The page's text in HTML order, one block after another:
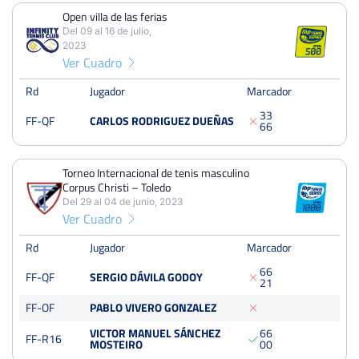
Dura
Open villa de las ferias
Del 09 al 16 de julio, 2023
Cuartos
Torneo Internacional de tenis masculino Corpus Christi –
Toledo
Del 29 al 04 de junio, 2023
Cuartos
125 Puntos
Quick
III Torneo de Tenis Ciudad de Torrejón Luis Díaz
Treintaidosavos
XXX Open Ciudad de Guadalajara Trofeo Virgen de la Antigua
Memorial Nacho Estrada
Open villa de las ferias
Del 09 al 16 de julio,
2023
Ver Cuadro
Rd Jugador
Marcador
FF-QF
CARLOS RODRIGUEZ DUEÑAS 3
6
3
6
Torneo Internacional de tenis masculino
Corpus Christi – Toledo
Del 29 al 04 de junio, 2023
Ver Cuadro
Rd Jugador
Marcador
FF-QF
SERGIO DÁVILA GODOY 6
2
6
1
FF-OF
PABLO VIVERO GONZALEZ
FF-R16
VICTOR MANUEL SÁNCHEZ
MOSTEIRO
6
0
6
0